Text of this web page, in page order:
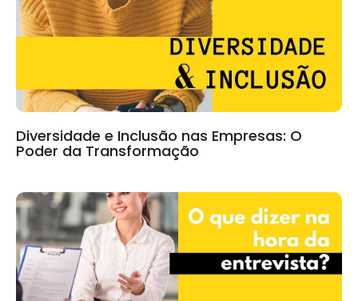
Diversidade e Inclusão nas Empresas: O
Poder da Transformação